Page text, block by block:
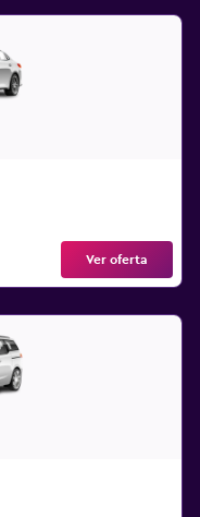
Ver oferta